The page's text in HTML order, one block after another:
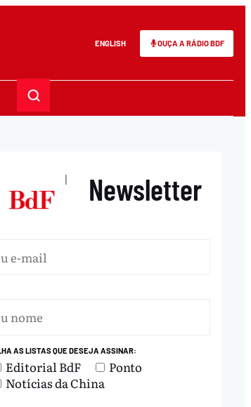
ENGLISH OUÇA A RÁDIO BDF
| Newsletter
AS LISTAS QUE DESEJA ASSINAR:
Editorial BdF
Ponto
Notícias da China